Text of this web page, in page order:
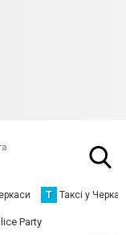
Т Таксі у
Party